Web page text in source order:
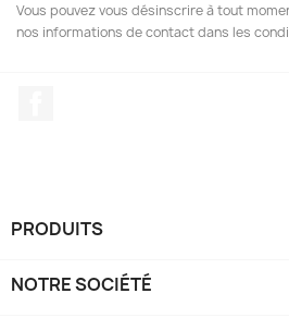
Vous pouvez vous désinscrire à tout
nos informations de contact dans les
PRODUITS
NOTRE SOCIÉTÉ